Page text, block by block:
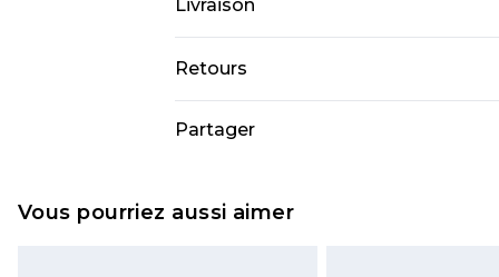
Livraison
Livraison standard France
Livraison express France
Evri Parcel Shop
Retours
nous retourner un article.
demandée.
Partager
Vous pourriez aussi aimer